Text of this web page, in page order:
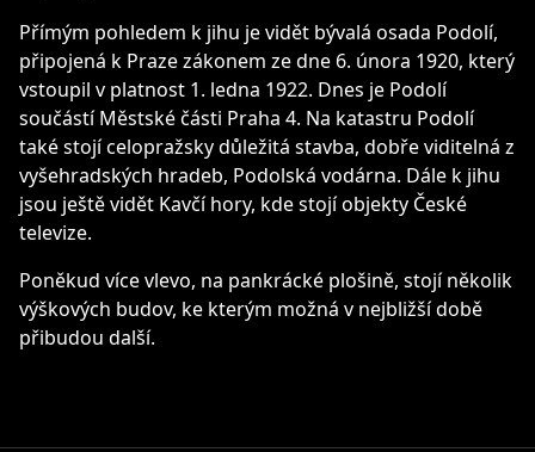
Přímým pohledem k jihu je vidět bývalá osada Podolí,
připojená k Praze zákonem ze dne 6. února 1920, který
vstoupil v platnost 1. ledna 1922. Dnes je Podolí
součástí Městské části Praha 4. Na katastru Podolí
také stojí celopražsky důležitá stavba, dobře viditelná z
vyšehradských hradeb, Podolská vodárna. Dále k jihu
jsou ještě vidět Kavčí hory, kde stojí objekty České
televize.
Poněkud více vlevo, na pankrácké plošině, stojí několik
výškových budov, ke kterým možná v nejbližší době
přibudou další.